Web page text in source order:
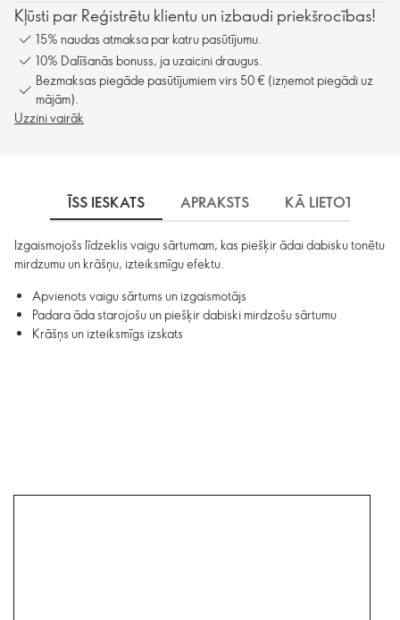
Kļūsti par Reģistrētu klientu un izbaudi priekšrocības!
15% naudas atmaksa par katru pasūtījumu.
10% Dalīšanās bonuss, ja uzaicini draugus.
Bezmaksas piegāde pasūtījumiem virs 50 € (izņemot piegādi uz
mājām).
Uzzini vairāk
ĪSS IESKATS APRAKSTS KĀ LIETOT
Izgaismojošs līdzeklis vaigu sārtumam, kas piešķir ādai dabisku tonētu
mirdzumu un krāšņu, izteiksmīgu efektu.
Apvienots vaigu sārtums un izgaismotājs
Padara āda starojošu un piešķir dabiski mirdzošu sārtumu
Krāšņs un izteiksmīgs izskats